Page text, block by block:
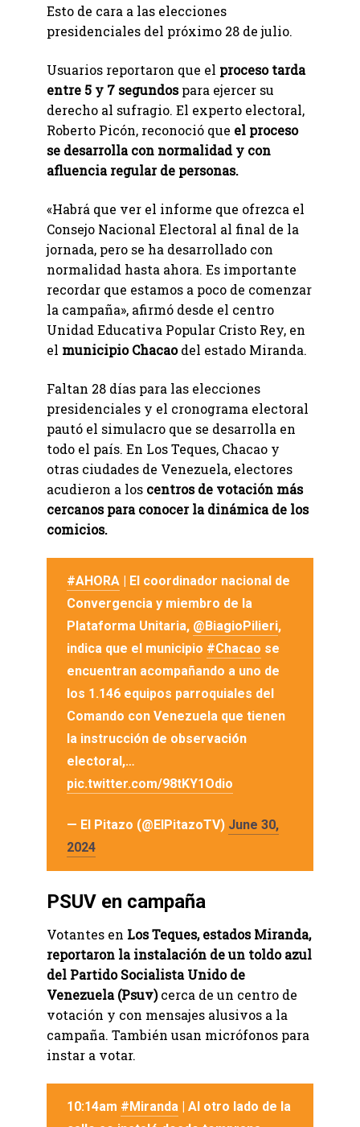
Esto de cara a las elecciones
presidenciales del próximo 28 de julio.
Usuarios reportaron que el proceso tarda
entre 5 y 7 segundospara ejercer su
derecho al sufragio. El experto electoral,
Roberto Picón, reconoció que el proceso
se desarrolla con normalidad y con
afluencia regular de personas.
«Habrá que ver el informe que ofrezca el
Consejo Nacional Electoral al final de la
jornada, pero se ha desarrollado con
normalidad hasta ahora. Es importante
recordar que estamos a poco de comenzar
la campaña», afirmó desde el centro
Unidad Educativa Popular Cristo Rey, en
el municipio Chacaodel estado Miranda.
Faltan 28 días para las elecciones
presidenciales y el cronograma electoral
pautó el simulacro que se desarrolla en
todo el país. En Los Teques, Chacao y
otras ciudades de Venezuela, electores
acudieron a los centros de votación más
cercanos para conocer la dinámica de los
comicios.
#AHORA | El coordinador nacional de
Convergencia y miembro de la
Plataforma Unitaria, @BiagioPilieri,
indica que el municipio #Chacao se
encuentran acompañando a uno de
los 1.146 equipos parroquiales del
Comando con Venezuela que tienen
la instrucción de observación
electoral,…
pic.twitter.com/98tKY1Odio
— El Pitazo (@ElPitazoTV) June 30,
2024
PSUV en campaña
Votantes en Los Teques, estados Miranda,
reportaron la instalación de un toldo azul
del Partido Socialista Unido de
Venezuela (Psuv)cerca de un centro de
votación y con mensajes alusivos a la
campaña. También usan micrófonos para
instar a votar.
10:14am #Miranda | Al otro lado de la